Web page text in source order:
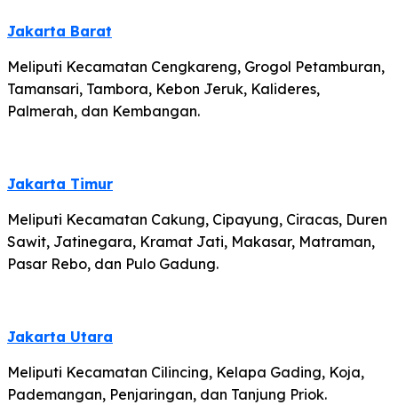
Jakarta Barat
Meliputi Kecamatan Cengkareng, Grogol Petamburan,
Tamansari, Tambora, Kebon Jeruk, Kalideres,
Palmerah, dan Kembangan.
Jakarta Timur
Meliputi Kecamatan Cakung, Cipayung, Ciracas, Duren
Sawit, Jatinegara, Kramat Jati, Makasar, Matraman,
Pasar Rebo, dan Pulo Gadung.
Jakarta Utara
Meliputi Kecamatan Cilincing, Kelapa Gading, Koja,
Pademangan, Penjaringan, dan Tanjung Priok.